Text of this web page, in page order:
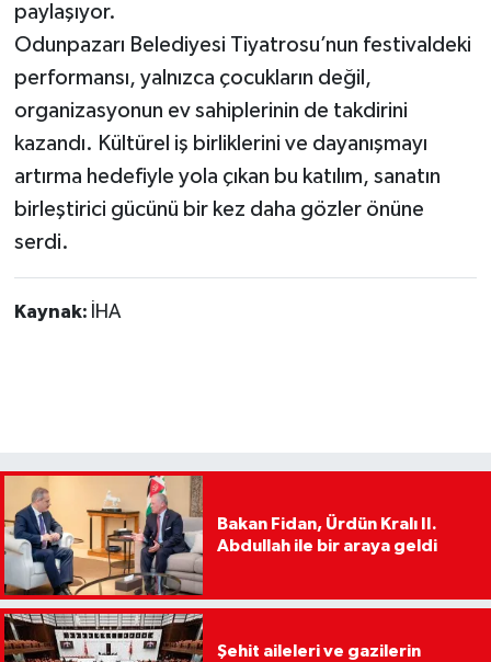
paylaşıyor.
Odunpazarı Belediyesi Tiyatrosu’nun festivaldeki
performansı, yalnızca çocukların değil,
organizasyonun ev sahiplerinin de takdirini
kazandı. Kültürel iş birliklerini ve dayanışmayı
artırma hedefiyle yola çıkan bu katılım, sanatın
birleştirici gücünü bir kez daha gözler önüne
serdi.
Kaynak: İHA
Bakan Fidan, Ürdün Kralı II.
Abdullah ile bir araya geldi
Şehit aileleri ve gazilerin